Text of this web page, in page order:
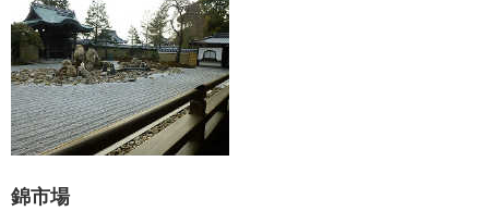
錦市場